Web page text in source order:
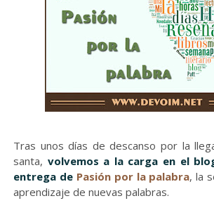
Tras unos días de descanso por la
santa, volvemos a la carga en el
entrega de Pasión por la palabra, la
aprendizaje de nuevas palabras.